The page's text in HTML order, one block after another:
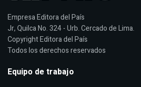
Empresa Editora del País
Jr, Quilca No. 324 - Urb. Cercado de Lima.
Copyright Editora del País
Todos los derechos reservados
Equipo de trabajo